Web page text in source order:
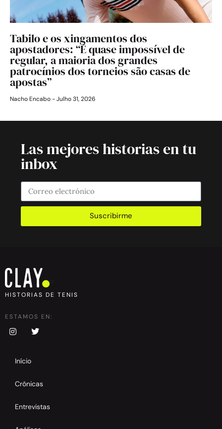
Tabilo e os xingamentos dos
apostadores: “É quase impossível de
regular, a maioria dos grandes
patrocínios dos torneios são casas de
apostas”
Nacho Encabo Julho 31, 2026
Las mejores historias en tu
inbox
Suscribirme
HISTORIAS DE TENIS
ESTAMOS EN:
Início
Crônicas
Entrevistas